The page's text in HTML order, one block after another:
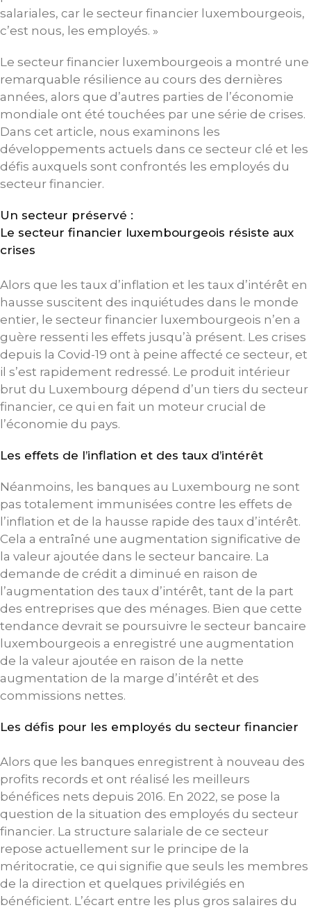
salariales, car le secteur financier luxembourgeois,
c’est nous, les employés. »
Le secteur financier luxembourgeois a montré une
remarquable résilience au cours des dernières
années, alors que d’autres parties de l’économie
mondiale ont été touchées par une série de crises.
Dans cet article, nous examinons les
développements actuels dans ce secteur clé et les
défis auxquels sont confrontés les employés du
secteur financier.
Un secteur préservé :
Le secteur financier luxembourgeois résiste aux
crises
Alors que les taux d’inflation et les taux d’intérêt en
hausse suscitent des inquiétudes dans le monde
entier, le secteur financier luxembourgeois n’en a
guère ressenti les effets jusqu’à présent. Les crises
depuis la Covid-19 ont à peine affecté ce secteur, et
il s’est rapidement redressé. Le produit intérieur
brut du Luxembourg dépend d’un tiers du secteur
financier, ce qui en fait un moteur crucial de
l’économie du pays.
Les effets de l’inflation et des taux d’intérêt
Néanmoins, les banques au Luxembourg ne sont
pas totalement immunisées contre les effets de
l’inflation et de la hausse rapide des taux d’intérêt.
Cela a entraîné une augmentation significative de
la valeur ajoutée dans le secteur bancaire. La
demande de crédit a diminué en raison de
l’augmentation des taux d’intérêt, tant de la part
des entreprises que des ménages. Bien que cette
tendance devrait se poursuivre le secteur bancaire
luxembourgeois a enregistré une augmentation
de la valeur ajoutée en raison de la nette
augmentation de la marge d’intérêt et des
commissions nettes.
Les défis pour les employés du secteur financier
Alors que les banques enregistrent à nouveau des
profits records et ont réalisé les meilleurs
bénéfices nets depuis 2016. En 2022, se pose la
question de la situation des employés du secteur
financier. La structure salariale de ce secteur
repose actuellement sur le principe de la
méritocratie, ce qui signifie que seuls les membres
de la direction et quelques privilégiés en
bénéficient. L’écart entre les plus gros salaires du